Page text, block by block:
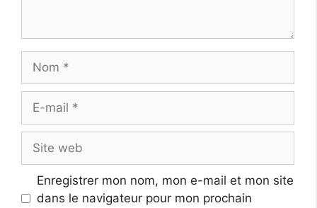
Nom
Site
web
Enregistrer mon nom, mon e-mail et mon site
dans le navigateur pour mon prochain